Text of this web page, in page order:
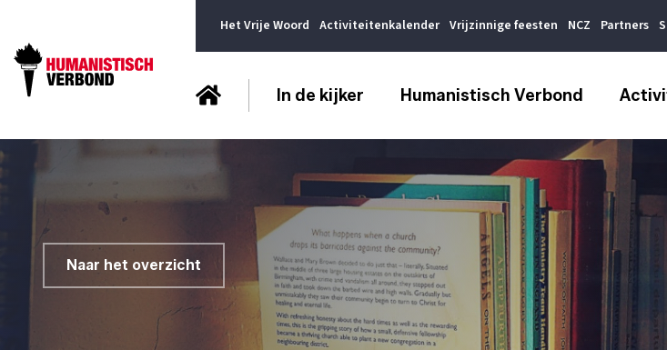
Het Vrije Woord Activiteitenkalender Vrijzinnige feesten NCZ Partners
In de kijker Humanistisch Verbond
Naar het overzicht